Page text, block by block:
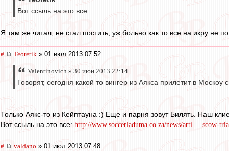
Вот ссыль на это все
Я там же читал, не стал постить, уж больно как то все на икру не
# Teoretik » 01 июл 2013 07:52
Valentinovich » 30 июн 2013 22:14
Говорят, сегодня какой то вингер из Аякса прилетит в
Только Аякс-то из Кейптауна :) Еще и парня зовут Билять. Наш
Вот ссыль на это все: http://www.soccerladuma.co.za/news/arti ... scow-
# valdano » 01 июл 2013 07:48